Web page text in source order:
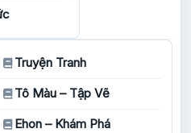
Truyện Tranh
Tô Màu – Tập Vẽ
Ehon – Khám Phá